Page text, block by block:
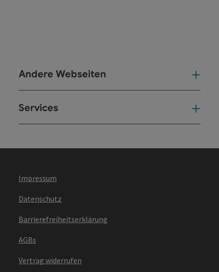
Andere Webseiten
Services
Impressum
Datenschutz
Barrierefreiheitserklärung
AGBs
Vertrag widerrufen